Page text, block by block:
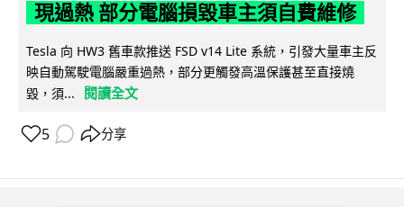
現過熱 部分電腦損毀車主須自費維修
Tesla 向 HW3 舊車款推送 FSD v14 Lite 系統，引發大量車主反
映自動駕駛電腦嚴重過熱，部分更觸發高溫保護甚至直接燒
毀，須...
閱讀全文
5 分享